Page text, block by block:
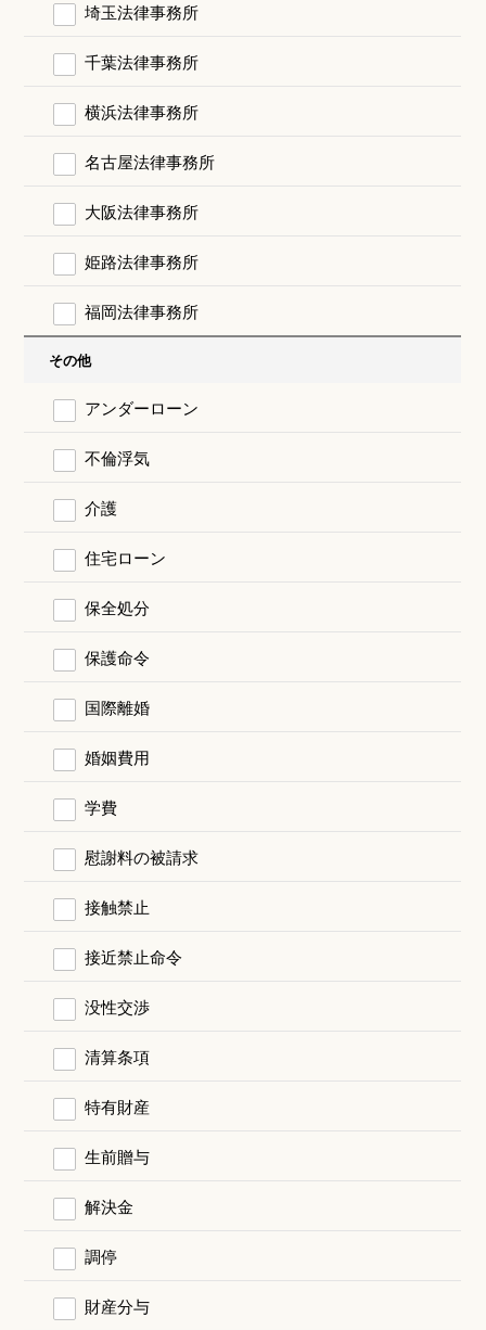
埼玉法律事務所
千葉法律事務所
横浜法律事務所
名古屋法律事務所
大阪法律事務所
姫路法律事務所
福岡法律事務所
その他
アンダーローン
不倫浮気
介護
住宅ローン
保全処分
保護命令
国際離婚
婚姻費用
学費
慰謝料の被請求
接触禁止
接近禁止命令
没性交渉
清算条項
特有財産
生前贈与
解決金
調停
財産分与